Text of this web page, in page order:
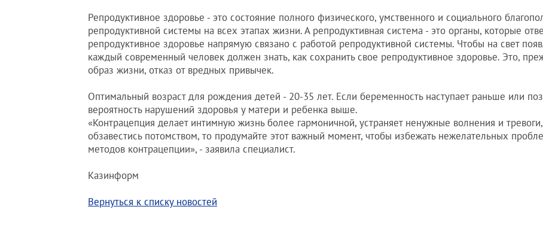
Репродуктивное здоровье - это состояние полного физического, умственного и социального
репродуктивной системы на всех этапах жизни. А репродуктивная система - это органы, которые
репродуктивное здоровье напрямую связано с работой репродуктивной системы. Чтобы на свет
каждый современный человек должен знать, как сохранить свое репродуктивное здоровье. Это,
образ жизни, отказ от вредных привычек.
Оптимальный возраст для рождения детей - 20-35 лет. Если беременность наступает раньше или
вероятность нарушений здоровья у матери и ребенка выше.
«Контрацепция делает интимную жизнь более гармоничной, устраняет ненужные волнения и
обзавестись потомством, то продумайте этот важный момент, чтобы избежать нежелательных
методов контрацепции», - заявила специалист.
Казинформ
Вернуться к списку новостей